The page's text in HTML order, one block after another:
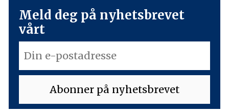
Meld deg på nyhetsbrevet
vårt